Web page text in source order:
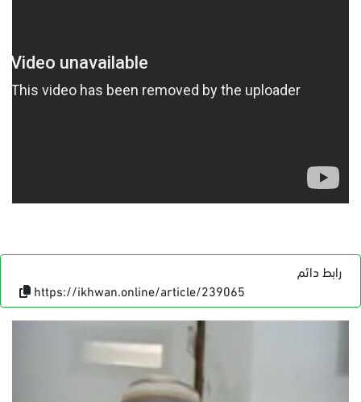
رابط دائم
https://ikhwan.online/article/239065